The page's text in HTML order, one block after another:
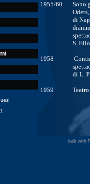
1955/60
Sono
di
S.
1958
di L.
1959
built with